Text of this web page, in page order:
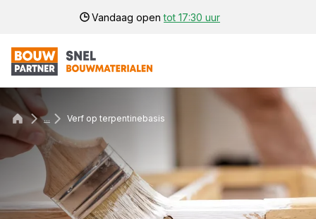
Vandaag opentot 17:30 uur
... Verf op terpentinebasis